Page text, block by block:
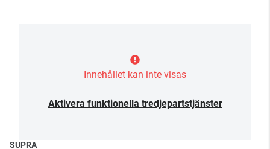
Innehållet kan inte visas
Aktivera funktionella tredjepartstjänster
SUPRA